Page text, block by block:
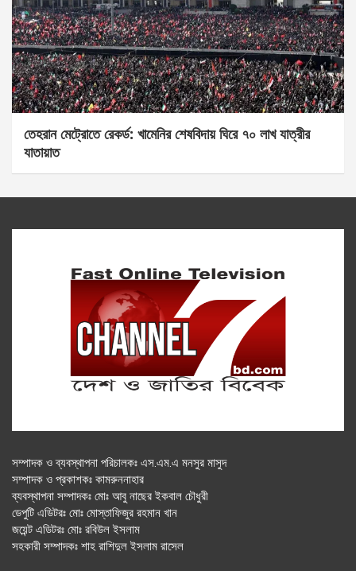
তেহরান মেট্রোতে রেকর্ড: খামেনির শেষবিদায় ঘিরে ৭০ লাখ যাত্রীর
যাতায়াত
সম্পাদক ও ব্যবস্থাপনা পরিচালকঃ এস.এম.এ মনসুর মাসুদ
সম্পাদক ও প্রকাশকঃ কামরুননাহার
ব্যবস্থাপনা সম্পাদকঃ মোঃ আবু নাছের ইকবাল চৌধুরী
ডেপুটি এডিটরঃ মোঃ মোস্তাফিজুর রহমান খান
জয়েন্ট এডিটরঃ মোঃ রবিউল ইসলাম
সহকারী সম্পাদকঃ শাহ রাশিদুল ইসলাম রাসেল